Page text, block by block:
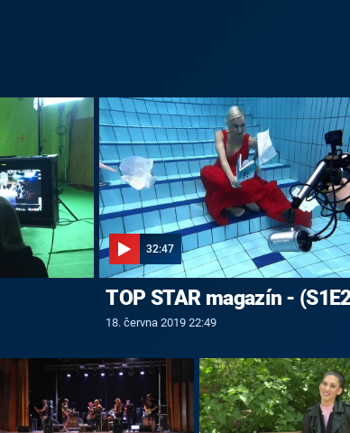
32:47
TOP STAR magazín -
18. června 2019 22:49